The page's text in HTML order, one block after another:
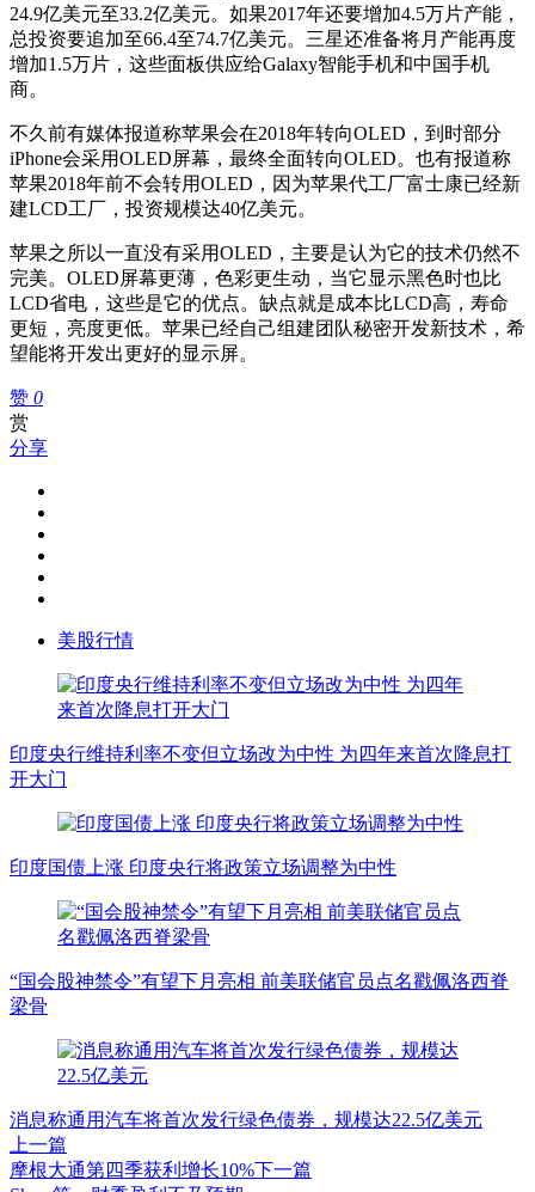
24.9亿美元至33.2亿美元。如果2017年还要增加4.5万片产能，
总投资要追加至66.4至74.7亿美元。三星还准备将月产能再度
增加1.5万片，这些面板供应给Galaxy智能手机和中国手机
商。
不久前有媒体报道称苹果会在2018年转向OLED，到时部分
iPhone会采用OLED屏幕，最终全面转向OLED。也有报道称
苹果2018年前不会转用OLED，因为苹果代工厂富士康已经新
建LCD工厂，投资规模达40亿美元。
苹果之所以一直没有采用OLED，主要是认为它的技术仍然不
完美。OLED屏幕更薄，色彩更生动，当它显示黑色时也比
LCD省电，这些是它的优点。缺点就是成本比LCD高，寿命
更短，亮度更低。苹果已经自己组建团队秘密开发新技术，希
望能将开发出更好的显示屏。
赞 0
赏
分享
美股行情
印度央行维持利率不变但立场改为中性 为四年来首次降息打
开大门
印度国债上涨 印度央行将政策立场调整为中性
“国会股神禁令”有望下月亮相 前美联储官员点名戳佩洛西脊
梁骨
消息称通用汽车将首次发行绿色债券，规模达22.5亿美元
上一篇
摩根大通第四季获利增长10%下一篇